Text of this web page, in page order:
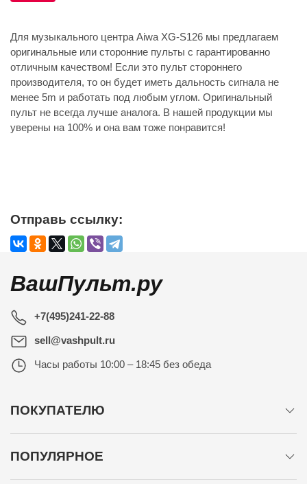
Для музыкального центра Aiwa XG-S126 мы предлагаем
оригинальные или сторонние пульты с гарантированно
отличным качеством! Если это пульт стороннего
производителя, то он будет иметь дальность сигнала не
менее 5m и работать под любым углом. Оригинальный
пульт не всегда лучше аналога. В нашей продукции мы
уверены на 100% и она вам тоже понравится!
Отправь ссылку:
ВашПульт.ру
+7(495)241-22-88
sell@vashpult.ru
Часы работы 10:00 – 18:45 без обеда
ПОКУПАТЕЛЮ
ПОПУЛЯРНОЕ